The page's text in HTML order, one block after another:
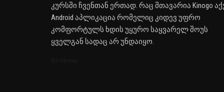
კურსში ჩვენთან ერთად. რაც მთავარია Kinogo
Android აპლიკაცია რომელიც კიდევ უფრო
კომფორტულს ხდის უყურო საყვარელ შოუს
ყველგან სადაც არ უნდაიყო.